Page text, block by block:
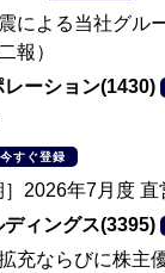
による当社グル
報）
ーション(1430)
今すぐ登録
］2026年7月度
ィングス(3395)
充ならびに株主